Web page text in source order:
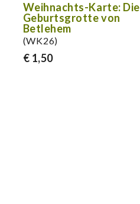
Weihnachts-Karte: Die
Geburtsgrotte von
Betlehem
(WK26)
€ 1,50